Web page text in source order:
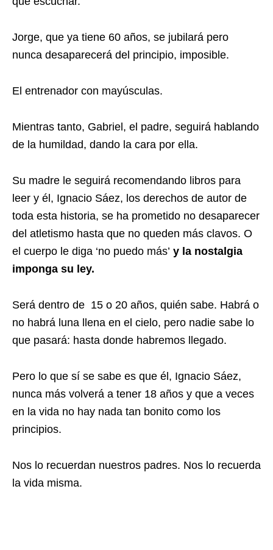
Jorge, que ya tiene 60 años, se jubilará pero
nunca desaparecerá del principio, imposible.
El entrenador con mayúsculas.
Mientras tanto, Gabriel, el padre, seguirá hablando
de la humildad, dando la cara por ella.
Su madre le seguirá recomendando libros para
leer y él, Ignacio Sáez, los derechos de autor de
toda esta historia, se ha prometido no desaparecer
del atletismo hasta que no queden más clavos. O
el cuerpo le diga ‘no puedo más’ y la nostalgia
imponga su ley.
Será dentro de 15 o 20 años, quién sabe. Habrá o
no habrá luna llena en el cielo, pero nadie sabe lo
que pasará: hasta donde habremos llegado.
Pero lo que sí se sabe es que él, Ignacio Sáez,
nunca más volverá a tener 18 años y que a veces
en la vida no hay nada tan bonito como los
principios.
Nos lo recuerdan nuestros padres. Nos lo recuerda
la vida misma.